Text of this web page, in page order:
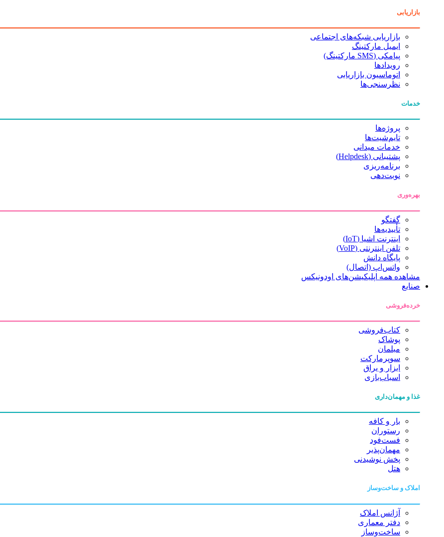
بازاریابی
بازاریابی شبکه‌های اجتماعی
ایمیل مارکتینگ
پیامکی (SMS مارکتینگ)
رویدادها
اتوماسیون بازاریابی
نظرسنجی‌ها
خدمات
پروژه‌ها
تایم‌شیت‌ها
خدمات میدانی
پشتیبانی (Helpdesk)
برنامه‌ریزی
نوبت‌دهی
بهره‌وری
گفتگو
تأییدیه‌ها
اینترنت اشیا (IoT)
تلفن اینترنتی (VoIP)
پایگاه دانش
واتس‌اپ (اتصال)
مشاهده همه اپلیکیشن‌های اودونیکس
صنایع
خرده‌فروشی
کتاب‌فروشی
پوشاک
مبلمان
سوپرمارکت
ابزار و یراق
اسباب‌بازی
غذا و مهمان‌داری
بار و کافه
رستوران
فست‌فود
مهمان‌پذیر
پخش نوشیدنی
هتل
املاک و ساخت‌وساز
آژانس املاک
دفتر معماری
ساخت‌وساز